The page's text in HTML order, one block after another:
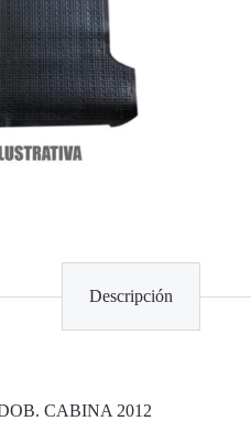
Descripción
CABINA 2012